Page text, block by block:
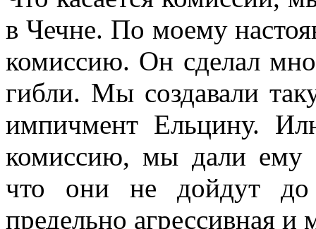
в Чечне. По моему
комиссию. Он сделал
гибли. Мы создавали
импичмент Ельцину.
комиссию, мы дали ему
что они не дойдут
предельно агрессивная и